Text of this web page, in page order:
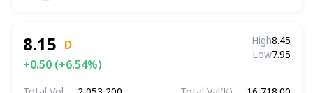
8.15 D
+0.50 (+6.54%)
High8.45
Low7.95